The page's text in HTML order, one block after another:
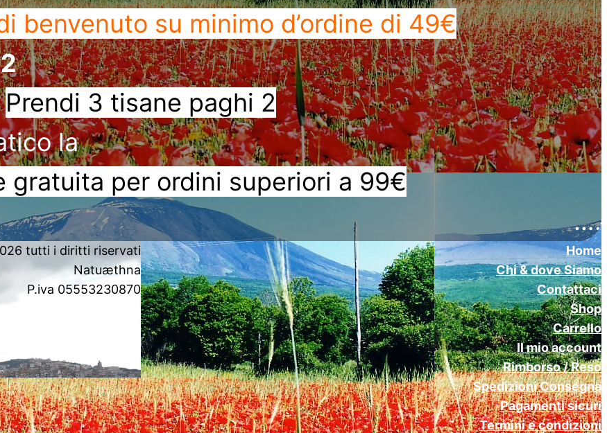
benvenuto su minimo d’ordine di 49€
Prendi 3 tisane paghi 2
la
gratuita per ordini superiori a 99€
….
tutti i diritti riservati
Natuæthna
P.iva 05553230870
Home
Chi & dove Siamo
Contattaci
Shop
Carrello
Il mio account
Rimborso / Reso
Spedizioni Consegna
Pagamenti sicuri
Termini e condizioni